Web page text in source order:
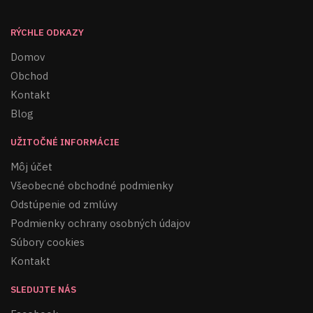
RÝCHLE ODKAZY
Domov
Obchod
Kontakt
Blog
UŽITOČNÉ INFORMÁCIE
Môj účet
Všeobecné obchodné podmienky
Odstúpenie od zmlúvy
Podmienky ochrany osobných údajov
Súbory cookies
Kontakt
SLEDUJTE NÁS